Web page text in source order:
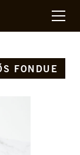
FONDUE